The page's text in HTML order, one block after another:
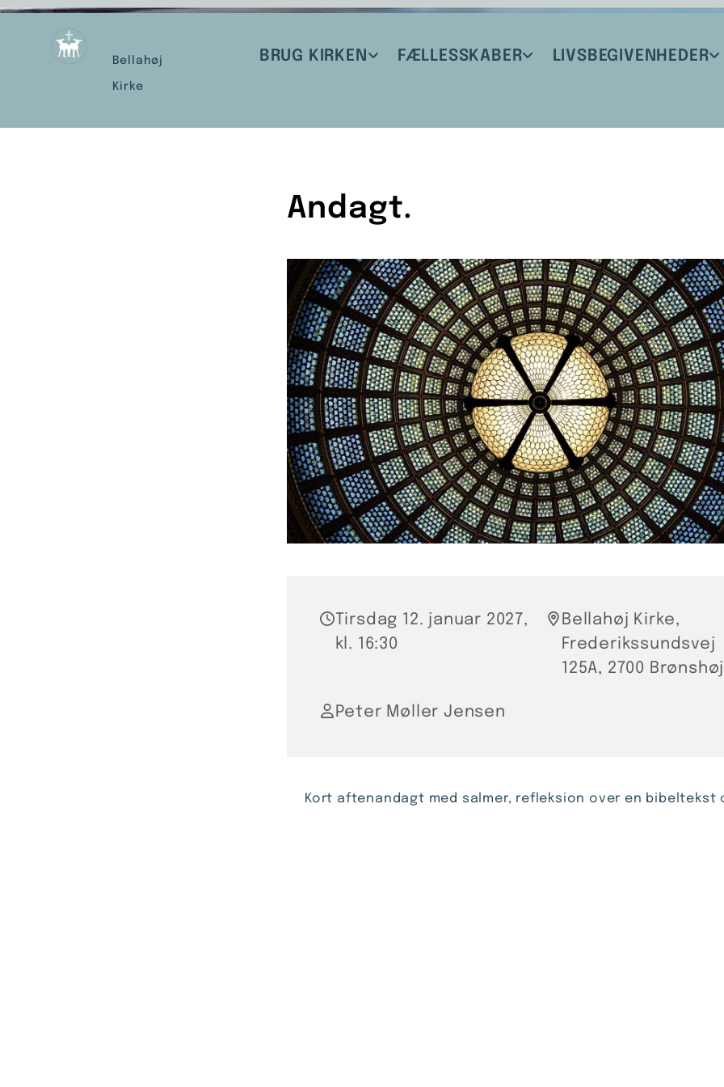
Bellahøj
Kirke
BRUG KIRKEN FÆLLESSKABER LIVSBEGIVENHEDER
Andagt.
Tirsdag 12. januar 2027,
kl. 16:30
Bellahøj Kirke,
Frederikssundsvej
125A, 2700 Brønshøj
Peter Møller Jensen
Kort aftenandagt med salmer, refleksion over en bibeltekst